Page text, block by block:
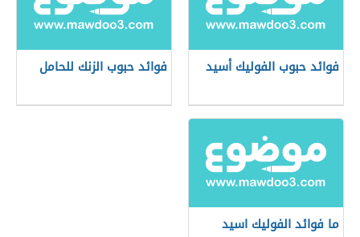
فوائد حبوب الفوليك أسيد فوائد حبوب الزنك للحامل
ما فوائد الفوليك اسيد